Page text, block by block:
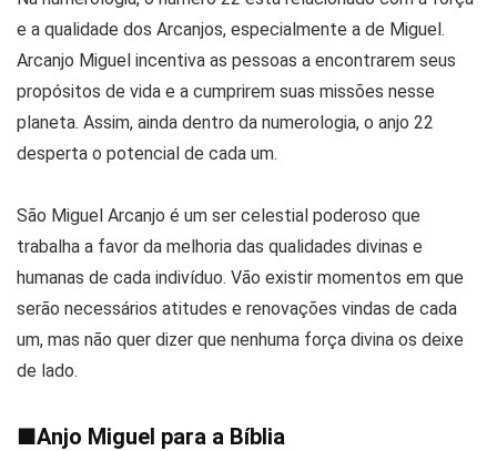
e a qualidade dos Arcanjos, especialmente a de Miguel.
Arcanjo Miguel incentiva as pessoas a encontrarem seus
propósitos de vida e a cumprirem suas missões nesse
planeta. Assim, ainda dentro da numerologia, o anjo 22
desperta o potencial de cada um.
São Miguel Arcanjo é um ser celestial poderoso que
trabalha a favor da melhoria das qualidades divinas e
humanas de cada indivíduo. Vão existir momentos em que
serão necessários atitudes e renovações vindas de cada
um, mas não quer dizer que nenhuma força divina os deixe
de lado.
■Anjo Miguel para a Bíblia